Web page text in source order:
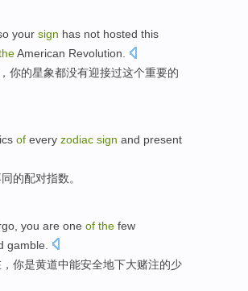
your sign has not hosted this
American Revolution
你的星象都没有迎接过这个重要的
of every zodiac sign and present
的配对指数。
you are one of the few
gamble.
， 你是黄道中能安全地下大赌注的少